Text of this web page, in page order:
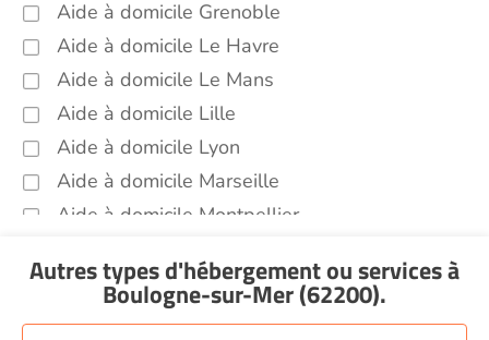
Sorties (promenades, rendez-vous
médicaux...) Boulogne-sur-Mer (62200)
Voir toutes les aides à domicile à Boulogne-sur-
Mer (62200)
Aide à domicile Grenoble
Aide à domicile Le Havre
Aide à domicile Le Mans
Aide à domicile Lille
Aide à domicile Lyon
Aide à domicile Marseille
Aide à domicile Montpellier
Aide à domicile Nice
Aide à domicile Nîmes
Autres types d'hébergement ou servicesà
Boulogne-sur-Mer (62200).